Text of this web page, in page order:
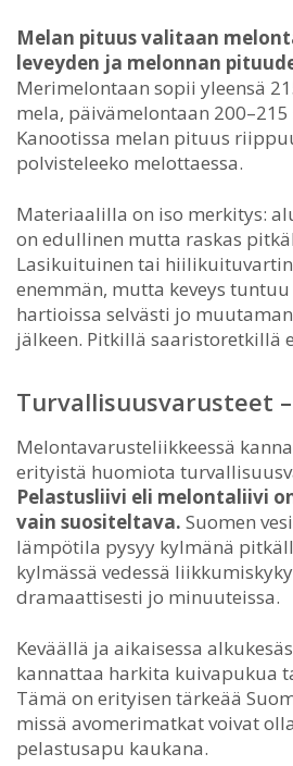
Melan pituus valitaan
leveyden ja melonnan
Merimelontaan sopii yleensä
mela, päivämelontaan
Kanootissa melan pituus
polvisteleeko melottaessa.
Materiaalilla on iso merkitys:
on edullinen mutta raskas
Lasikuituinen tai
enemmän, mutta keveys
hartioissa selvästi jo
jälkeen. Pitkillä saaristoretkillä
Turvallisuusvarusteet
Melontavarusteliikkeessä
erityistä huomiota
Pelastusliivi eli melontaliivi
vain suositeltava. Suomen
lämpötila pysyy kylmänä
kylmässä vedessä
dramaattisesti jo minuuteissa.
Keväällä ja aikaisessa
kannattaa harkita kuivapukua
Tämä on erityisen tärkeää
missä avomerimatkat voivat
pelastusapu kaukana.